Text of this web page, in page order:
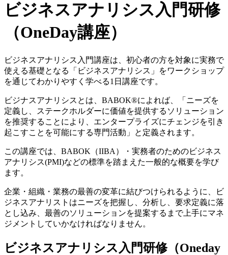
ビジネスアナリシス入門研修
（OneDay講座）
ビジネスアナリシス入門講座は、初心者の方を対象に実務で
使える基礎となる「ビジネスアナリシス」をワークショップ
を通じてわかりやすく学べる1日講座です。
ビジナスアナリシスとは、BABOK®によれば、「ニーズを
定義し、ステークホルダーに価値を提供するソリューション
を推奨することにより、エンタープライズにチェンジを引き
起こすことを可能にする専門活動」と定義されます。
この講座では、BABOK（IIBA）・実務者のためのビジネス
アナリシス(PMI)などの標準を踏まえた一般的な概要を学び
ます。
企業・組織・業務の最善の変革に結びつけられるように、ビ
ジネスアナリストはニーズを把握し、分析し、要求定義に落
とし込み、最善のソリューションを提案するまで上手にマネ
ジメントしていかなければなりません。
ビジネスアナリシス入門研修（Oneday